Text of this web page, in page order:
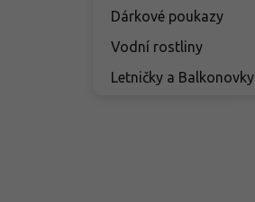
Dárkové poukazy
Vodní rostliny
Letničky a Balkonovky